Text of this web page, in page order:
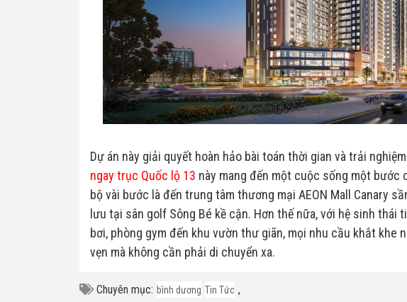
Dự án này giải quyết hoàn hảo bài toán thời gian và trải
ngay trục Quốc lộ 13 này mang đến một cuộc sống một bước
bộ vài bước là đến trung tâm thương mại AEON Mall Canary
lưu tại sân golf Sông Bé kề cận. Hơn thế nữa, với hệ sinh
bơi, phòng gym đến khu vườn thư giãn, mọi nhu cầu khắt
vẹn mà không cần phải di chuyển xa.
Chuyên mục: bình dương ,
Tin Tức